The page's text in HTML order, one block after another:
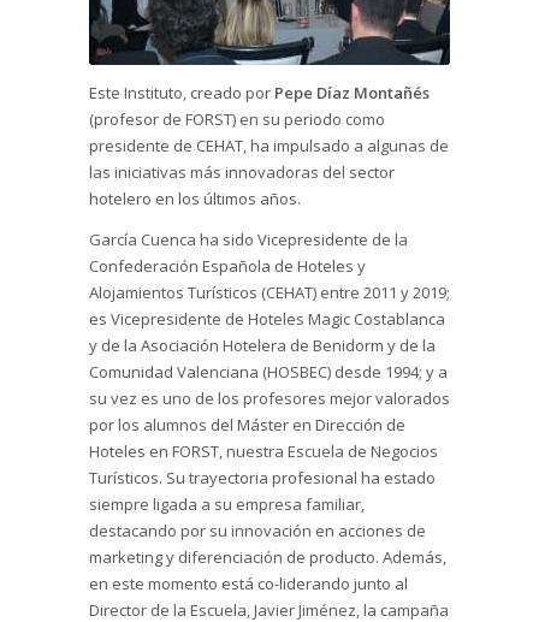
Este Instituto, creado por Pepe Díaz Montañés
(profesor de FORST) en su periodo como
presidente de CEHAT, ha impulsado a algunas de
las iniciativas más innovadoras del sector
hotelero en los últimos años.
García Cuenca ha sido Vicepresidente de la
Confederación Española de Hoteles y
Alojamientos Turísticos (CEHAT) entre 2011 y 2019;
es Vicepresidente de Hoteles Magic Costablanca
y de la Asociación Hotelera de Benidorm y de la
Comunidad Valenciana (HOSBEC) desde 1994; y a
su vez es uno de los profesores mejor valorados
por los alumnos del Máster en Dirección de
Hoteles en FORST, nuestra Escuela de Negocios
Turísticos. Su trayectoria profesional ha estado
siempre ligada a su empresa familiar,
destacando por su innovación en acciones de
marketing y diferenciación de producto. Además,
en este momento está co-liderando junto al
Director de la Escuela, Javier Jiménez, la campaña